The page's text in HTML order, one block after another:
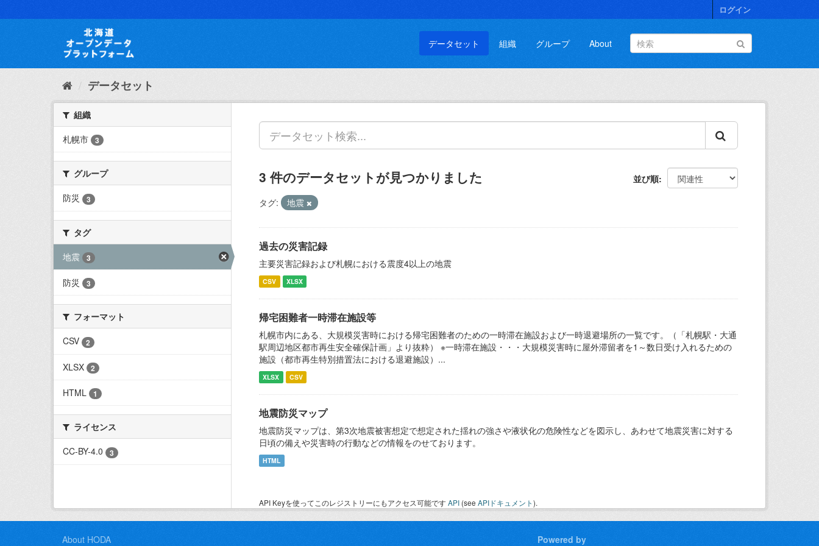
キ
て
ログイン
データセット 組織 グループ About
データセット
組織
札幌市
3
グループ
防災
3
タグ
地震
3
防災 3
フォーマット
CSV
2
XLSX 2
HTML 1
ライセンス
CC-BY-4.0
3
並び順
3 件のデータセットが見つかりました
タグ: 地震
過去の災害記録
主要災害記録および札幌における震度4以上の地震
CSV XLSX
帰宅困難者一時滞在施設等
札幌市内にある、大規模災害時における帰宅困難者のための一時滞在施設および一時退避場所の一覧です。（「札幌駅・大通
駅周辺地区都市再生安全確保計画」より抜粋） ※一時滞在施設・・・大規模災害時に屋外滞留者を1～数日受け入れるための
施設（都市再生特別措置法における退避施設）...
XLSX CSV
地震防災マップ
地震防災マップは、第3次地震被害想定で想定された揺れの強さや液状化の危険性などを図示し、あわせて地震災害に対する
日頃の備えや災害時の行動などの情報をのせております。
HTML
API Keyを使ってこのレジストリーにもアクセス可能ですAPI (see APIドキュメント).
About HODA Powered by